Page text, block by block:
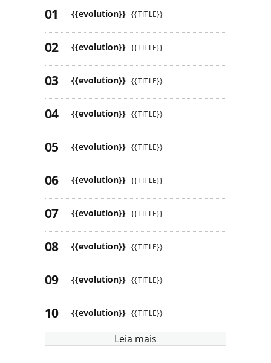
{{evolution}} {{TITLE}}
{{evolution}} {{TITLE}}
{{evolution}} {{TITLE}}
{{evolution}} {{TITLE}}
{{evolution}} {{TITLE}}
{{evolution}} {{TITLE}}
{{evolution}} {{TITLE}}
{{evolution}} {{TITLE}}
{{evolution}} {{TITLE}}
{{evolution}} {{TITLE}}
Leia mais